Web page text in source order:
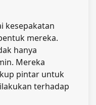
kesepakatan
mereka.
hanya
Mereka
pintar untuk
terhadap